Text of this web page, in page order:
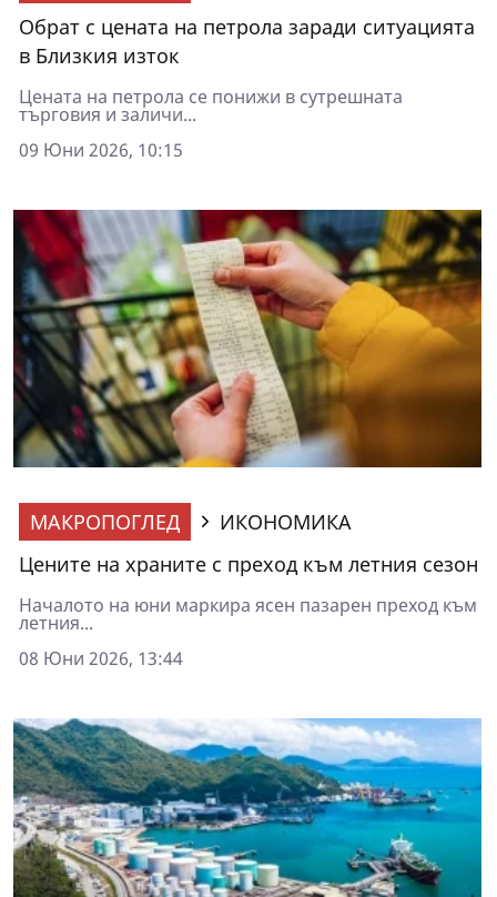
Обрат с цената на петрола заради ситуацията
в Близкия изток
Цената на петрола се понижи в сутрешната
търговия и заличи...
09 Юни 2026, 10:15
МАКРОПОГЛЕД
ИКОНОМИКА
Цените на храните с преход към летния сезон
Началото на юни маркира ясен пазарен преход към
летния...
08 Юни 2026, 13:44